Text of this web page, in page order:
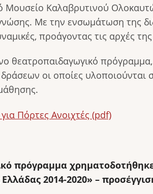
Μουσείο Καλαβρυτινού
Με την ενσωμάτωση της
προάγοντας τις αρχές
θεατροπαιδαγωγικό
οι οποίες υλοποιούνται
Πόρτες Ανοιχτές (pdf)
πρόγραμμα
2014-2020» –